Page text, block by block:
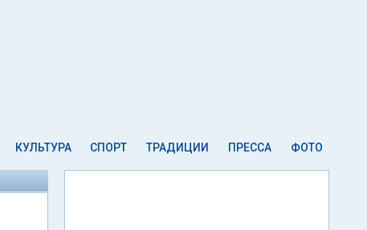
КУЛЬТУРА СПОРТ ТРАДИЦИИ ПРЕССА ФОТО